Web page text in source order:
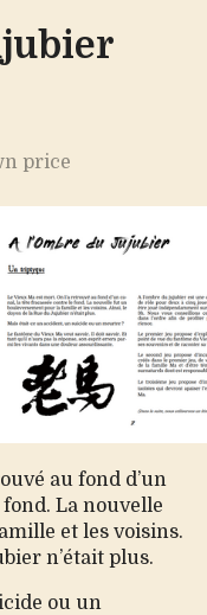
price
au fond d’un
La nouvelle
et les voisins.
n’était plus.
ou un